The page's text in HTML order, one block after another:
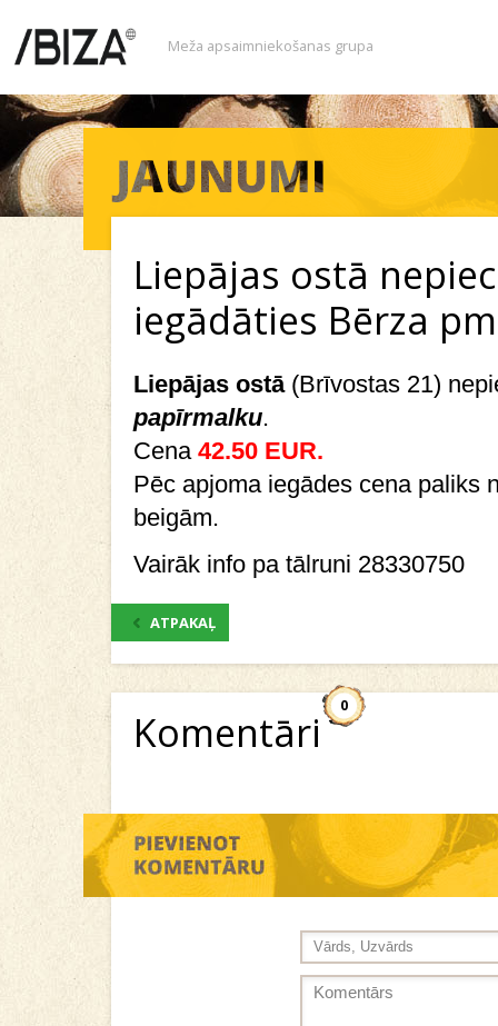
Meža apsaimniekošanas grupa
Liepājas ostā
iegādāties Bērza pm
Liepājas ostā(Brīvostas 21)
papīrmalku.
Cena 42.50 EUR.
Pēc apjoma iegādes cena paliks
beigām.
Vairāk info pa tālruni 28330750
ATPAKAĻ
Komentāri
0